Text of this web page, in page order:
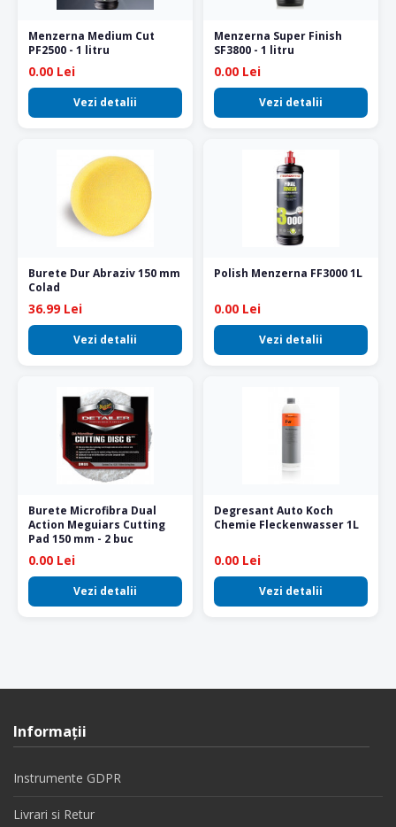
Menzerna Medium Cut
PF2500 - 1 litru
0.00 Lei
Vezi detalii
Menzerna Super Finish
SF3800 - 1 litru
0.00 Lei
Vezi detalii
Burete Dur Abraziv 150 mm
Colad
36.99 Lei
Vezi detalii
Polish Menzerna FF3000 1L
0.00 Lei
Vezi detalii
Burete Microfibra Dual
Action Meguiars Cutting
Pad 150 mm - 2 buc
0.00 Lei
Vezi detalii
Degresant Auto Koch
Chemie Fleckenwasser 1L
0.00 Lei
Vezi detalii
Informaţii
Instrumente GDPR
Livrari si Retur